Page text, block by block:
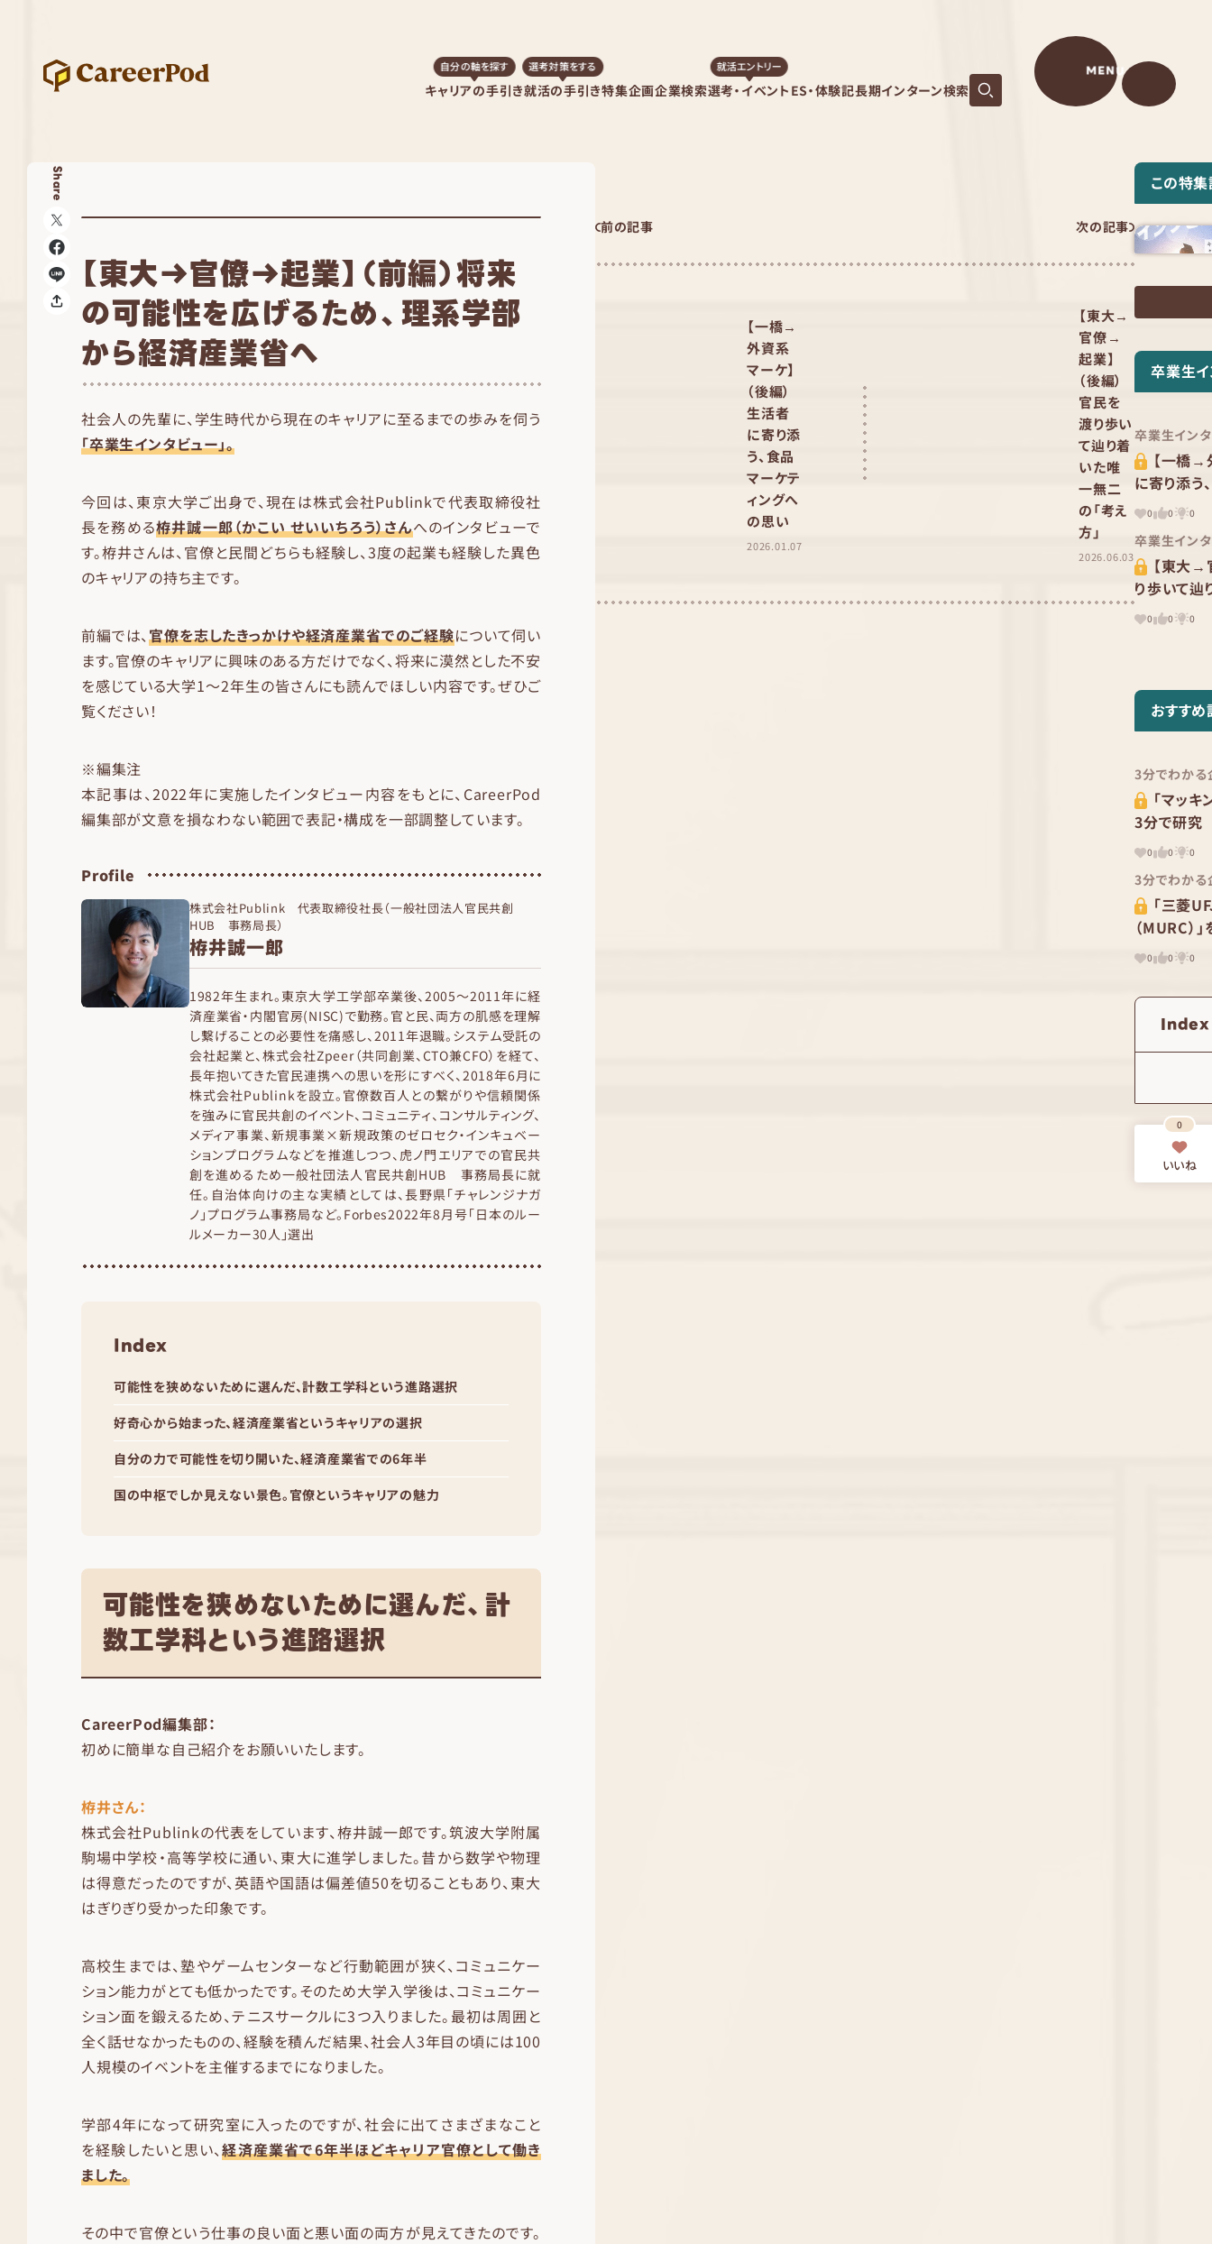
キャリアの手引き
自分の軸を探す
就活の手引き
選考対策をする
特集企画企業検索選考・イベント
就活エントリー
ES・体験記長期インターン検索
MENU
Share
【東大→官僚→起業】（前編）将来
の可能性を広げるため、理系学部
から経済産業省へ
社会人の先輩に、学生時代から現在のキャリアに至るまでの歩みを伺う
「卒業生インタビュー」。
今回は、東京大学ご出身で、現在は株式会社Publinkで代表取締役社
長を務める栫井誠一郎（かこい せいいちろう）さんへのインタビューで
す。栫井さんは、官僚と民間どちらも経験し、3度の起業も経験した異色
のキャリアの持ち主です。
前編では、官僚を志したきっかけや経済産業省でのご経験について伺い
ます。官僚のキャリアに興味のある方だけでなく、将来に漠然とした不安
を感じている大学1〜2年生の皆さんにも読んでほしい内容です。ぜひご
覧ください！
※編集注
本記事は、2022年に実施したインタビュー内容をもとに、CareerPod
編集部が文意を損なわない範囲で表記・構成を一部調整しています。
Profile
株式会社Publink 代表取締役社長（一般社団法人官民共創
HUB 事務局長）
栫井誠一郎
1982年生まれ。東京大学工学部卒業後、2005〜2011年に経
済産業省・内閣官房(NISC)で勤務。官と民、両方の肌感を理解
し繋げることの必要性を痛感し、2011年退職。システム受託の
会社起業と、株式会社Zpeer（共同創業、CTO兼CFO）を経て、
長年抱いてきた官民連携への思いを形にすべく、2018年6月に
株式会社Publinkを設立。官僚数百人との繋がりや信頼関係
を強みに官民共創のイベント、コミュニティ、コンサルティング、
メディア事業、新規事業×新規政策のゼロセク・インキュベー
ションプログラムなどを推進しつつ、虎ノ門エリアでの官民共
創を進めるため一般社団法人官民共創HUB 事務局長に就
任。自治体向けの主な実績としては、長野県「チャレンジナガ
ノ」プログラム事務局など。Forbes2022年8月号「日本のルー
ルメーカー30人」選出
Index
可能性を狭めないために選んだ、計数工学科という進路選択
好奇心から始まった、経済産業省というキャリアの選択
自分の力で可能性を切り開いた、経済産業省での6年半
国の中枢でしか見えない景色。官僚というキャリアの魅力
可能性を狭めないために選んだ、計
数工学科という進路選択
CareerPod編集部：
初めに簡単な自己紹介をお願いいたします。
栫井さん：
株式会社Publinkの代表をしています、栫井誠一郎です。筑波大学附属
駒場中学校・高等学校に通い、東大に進学しました。昔から数学や物理
は得意だったのですが、英語や国語は偏差値50を切ることもあり、東大
はぎりぎり受かった印象です。
高校生までは、塾やゲームセンターなど行動範囲が狭く、コミュニケー
ション能力がとても低かったです。そのため大学入学後は、コミュニケー
ション面を鍛えるため、テニスサークルに3つ入りました。最初は周囲と
全く話せなかったものの、経験を積んだ結果、社会人3年目の頃には100
人規模のイベントを主催するまでになりました。
学部4年になって研究室に入ったのですが、社会に出てさまざまなこと
を経験したいと思い、経済産業省で6年半ほどキャリア官僚として働き
ました。
その中で官僚という仕事の良い面と悪い面の両方が見えてきたのです。
前の記事 次の記事
【一橋→
外資系
マーケ】
（後編）
生活者
に寄り添
う、食品
マーケテ
ィングへ
の思い
2026.01.07
【東大→
官僚→
起業】
（後編）
官民を
渡り歩い
て辿り着
いた唯
一無二
の「考え
方」
2026.06.03
この特
卒業生
卒業生イン
【一橋→
に寄り添う
0 0 0
卒業生イン
【東大→
り歩いて辿
0 0 0
おすす
3分でわかる
「マッキ
3分で研究
0 0 0
3分でわかる
「三菱
（MURC）
0 0 0
Index
0
いいね